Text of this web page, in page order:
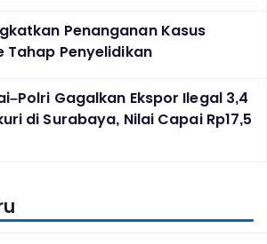
Penanganan Kasus
Tahap Penyelidikan
Gagalkan Ekspor Ilegal 3,4
di Surabaya, Nilai Capai Rp17,5